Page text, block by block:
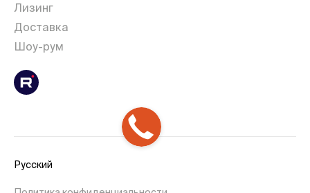
Лизинг
Доставка
Шоу-рум
Русский